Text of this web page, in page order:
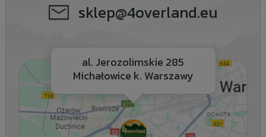
sklep@4overland.eu
al. Jerozolimskie 285
Michałowice k. Warszawy